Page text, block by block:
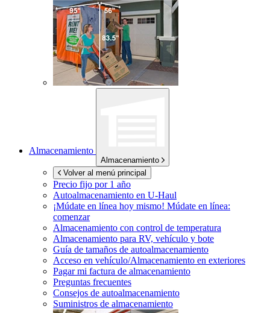
Almacenamiento
Almacenamiento
Volver al menú principal
Precio fijo por 1 año
Autoalmacenamiento en U-Haul
¡Múdate en línea hoy mismo! Múdate en línea:
comenzar
Almacenamiento con control de temperatura
Almacenamiento para RV, vehículo y bote
Guía de tamaños de autoalmacenamiento
Acceso en vehículo/Almacenamiento en exteriores
Pagar mi factura de almacenamiento
Preguntas frecuentes
Consejos de autoalmacenamiento
Suministros de almacenamiento